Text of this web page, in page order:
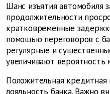
Шанс изъятия автомобиля
продолжительности
кратковременные
помощью переговоров с
регулярные и
увеличивают вероятность
Положительная
лояльность банка. Важно